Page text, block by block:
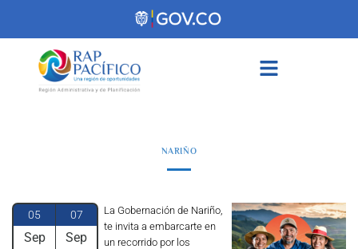
NARIÑO
05
Sep
07
Sep
La Gobernación de Nariño,
te invita a embarcarte en
un recorrido por los